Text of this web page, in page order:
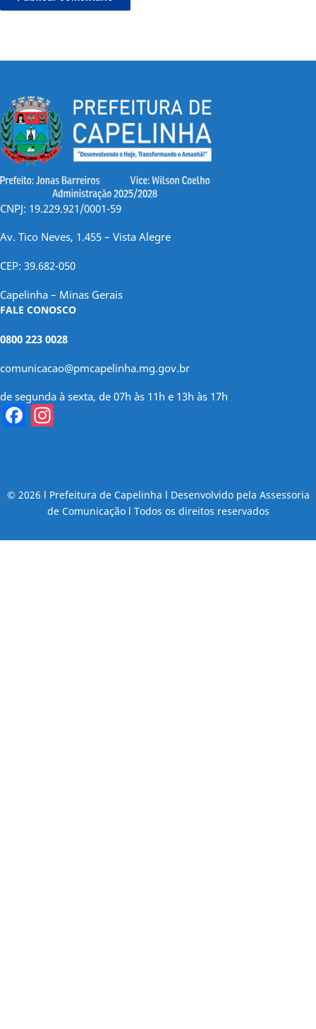
CNPJ: 19.229.921/0001-59
Av. Tico Neves, 1.455 – Vista Alegre
CEP: 39.682-050
Capelinha – Minas Gerais
FALE CONOSCO
0800 223 0028
comunicacao@pmcapelinha.mg.gov.br
de segunda à sexta, de 07h às 11h e 13h às 17h
Facebook
© 2026 l Prefeitura de Capelinha l Desenvolvido pela Assessoria
de Comunicação l Todos os direitos reservados